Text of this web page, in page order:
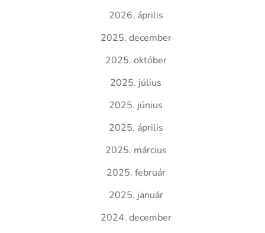
2026. április
2025. december
2025. október
2025. július
2025. június
2025. április
2025. március
2025. február
2025. január
2024. december